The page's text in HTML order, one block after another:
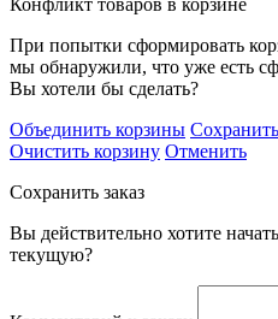
Конфликт товаров в корзине
При попытки сформировать
мы обнаружили, что уже есть
Вы хотели бы сделать?
Объединить корзины
Очистить корзину Отменить
Сохранить заказ
Вы действительно хотите
текущую?